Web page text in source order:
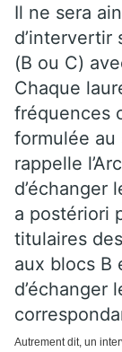
Il ne sera
d’intervertir
(B ou C)
Chaque
fréquences
formulée au
rappelle
d’échanger
a postériori
titulaires
aux blocs B
d’échanger
Autrement dit, un